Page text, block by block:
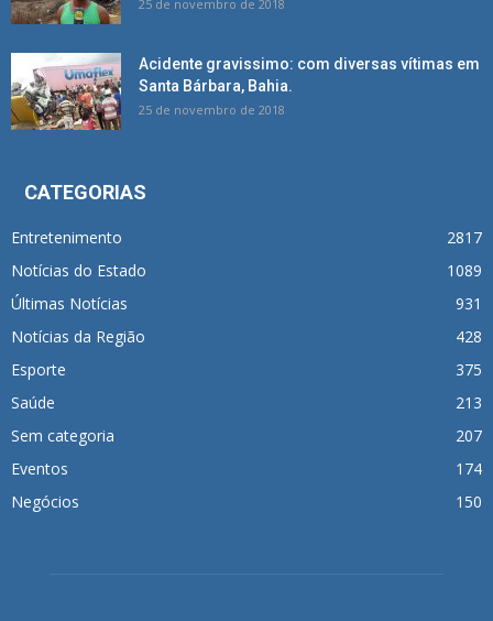
25 de novembro de 2018
Acidente gravissimo: com diversas vítimas em
Santa Bárbara, Bahia.
25 de novembro de 2018
CATEGORIAS
Entretenimento
2817
Notícias do Estado
1089
Últimas Notícias
931
Notícias da Região
428
Esporte
375
Saúde
213
Sem categoria
207
Eventos
174
Negócios
150